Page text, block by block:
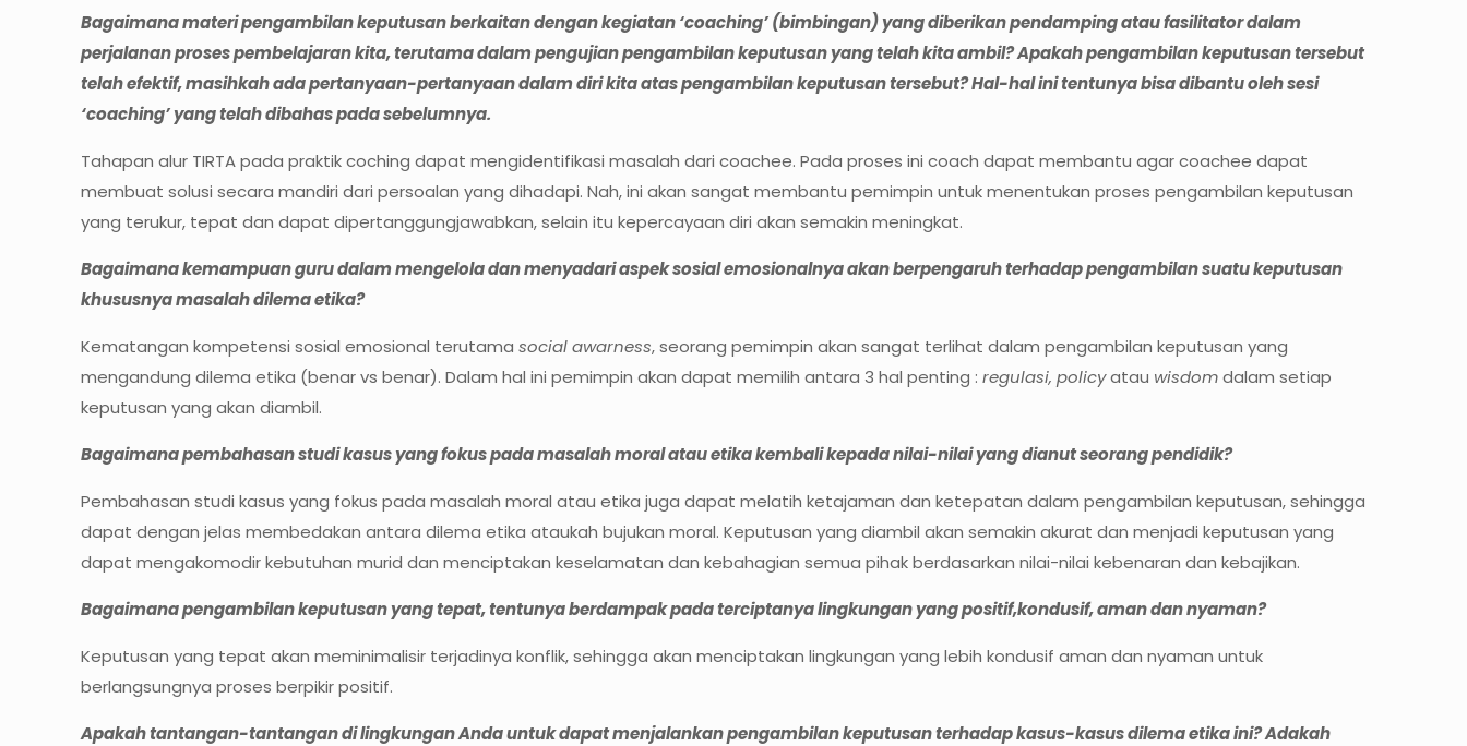
Bagaimana materi pengambilan keputusan berkaitan dengan kegiatan ‘coaching’ (bimbingan) yang diberikan pendamping atau fasilitator dalam
perjalanan proses pembelajaran kita, terutama dalam pengujian pengambilan keputusan yang telah kita ambil? Apakah pengambilan keputusan tersebut
telah efektif, masihkah ada pertanyaan-pertanyaan dalam diri kita atas pengambilan keputusan tersebut? Hal-hal ini tentunya bisa dibantu oleh sesi
‘coaching’ yang telah dibahas pada sebelumnya.
Tahapan alur TIRTA pada praktik coching dapat mengidentifikasi masalah dari coachee. Pada proses ini coach dapat membantu agar coachee dapat
membuat solusi secara mandiri dari persoalan yang dihadapi. Nah, ini akan sangat membantu pemimpin untuk menentukan proses pengambilan keputusan
yang terukur, tepat dan dapat dipertanggungjawabkan, selain itu kepercayaan diri akan semakin meningkat.
Bagaimana kemampuan guru dalam mengelola dan menyadari aspek sosial emosionalnya akan berpengaruh terhadap pengambilan suatu keputusan
khususnya masalah dilema etika?
Kematangan kompetensi sosial emosional terutamasocial awarness, seorang pemimpin akan sangat terlihat dalam pengambilan keputusan yang
mengandung dilema etika (benar vs benar). Dalam hal ini pemimpin akan dapat memilih antara 3 hal penting :regulasi, policyatau wisdomdalam setiap
keputusan yang akan diambil.
Bagaimana pembahasan studi kasus yang fokus pada masalah moral atau etika kembali kepada nilai-nilai yang dianut seorang pendidik?
Pembahasan studi kasus yang fokus pada masalah moral atau etika juga dapat melatih ketajaman dan ketepatan dalam pengambilan keputusan, sehingga
dapat dengan jelas membedakan antara dilema etika ataukah bujukan moral. Keputusan yang diambil akan semakin akurat dan menjadi keputusan yang
dapat mengakomodir kebutuhan murid dan menciptakan keselamatan dan kebahagian semua pihak berdasarkan nilai-nilai kebenaran dan kebajikan.
Bagaimana pengambilan keputusan yang tepat, tentunya berdampak pada terciptanya lingkungan yang positif,kondusif, aman dan nyaman?
Keputusan yang tepat akan meminimalisir terjadinya konflik, sehingga akan menciptakan lingkungan yang lebih kondusif aman dan nyaman untuk
berlangsungnya proses berpikir positif.
Apakah tantangan-tantangan di lingkungan Anda untuk dapat menjalankan pengambilan keputusan terhadap kasus-kasus dilema etika ini? Adakah